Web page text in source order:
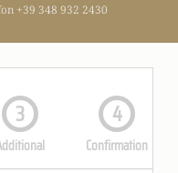
+39 348 932 2430